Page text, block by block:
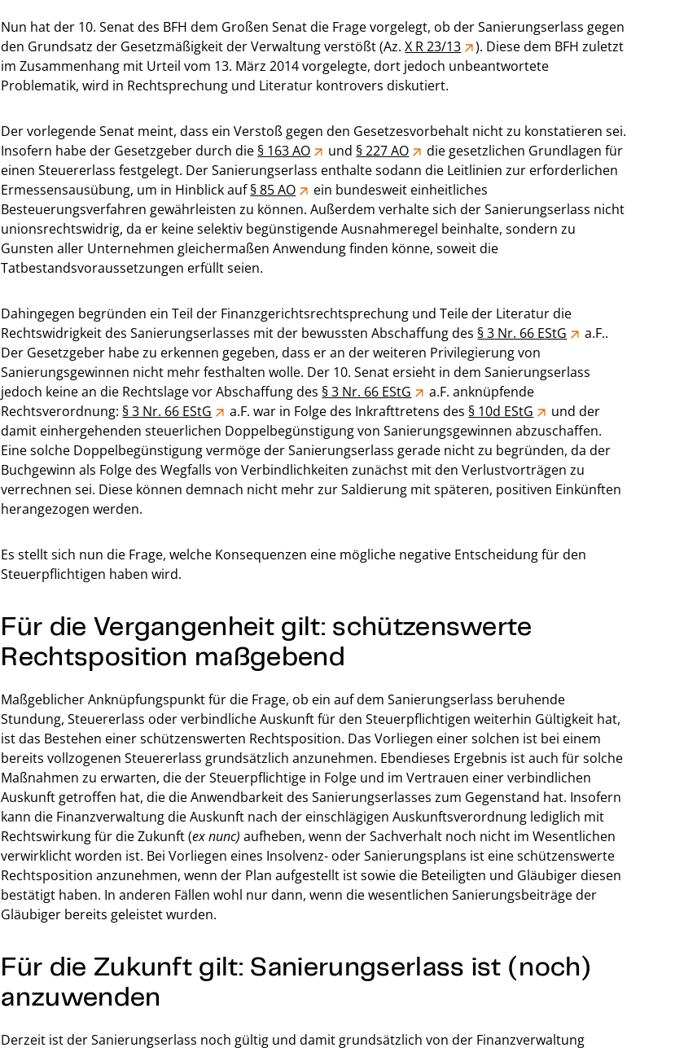
Nun hat der 10. Senat des BFH dem Großen Senat die Frage vorgelegt, ob der Sanierungserlass gegen
den Grundsatz der Gesetzmäßigkeit der Verwaltung verstößt (Az.X R 23/13
). Diese dem BFH zuletzt
im Zusammenhang mit Urteil vom 13. März 2014 vorgelegte, dort jedoch unbeantwortete
Problematik, wird in Rechtsprechung und Literatur kontrovers diskutiert.
Der vorlegende Senat meint, dass ein Verstoß gegen den Gesetzesvorbehalt nicht zu konstatieren sei.
Insofern habe der Gesetzgeber durch die § 163 AO und § 227 AO
die gesetzlichen Grundlagen für
einen Steuererlass festgelegt. Der Sanierungserlass enthalte sodann die Leitlinien zur erforderlichen
Ermessensausübung, um in Hinblick auf§ 85 AO
ein bundesweit einheitliches
Besteuerungsverfahren gewährleisten zu können. Außerdem verhalte sich der Sanierungserlass nicht
unionsrechtswidrig, da er keine selektiv begünstigende Ausnahmeregel beinhalte, sondern zu
Gunsten aller Unternehmen gleichermaßen Anwendung finden könne, soweit die
Tatbestandsvoraussetzungen erfüllt seien.
Dahingegen begründen ein Teil der Finanzgerichtsrechtsprechung und Teile der Literatur die
Rechtswidrigkeit des Sanierungserlasses mit der bewussten Abschaffung des § 3 Nr. 66 EStG
a.F..
Der Gesetzgeber habe zu erkennen gegeben, dass er an der weiteren Privilegierung von
Sanierungsgewinnen nicht mehr festhalten wolle. Der 10. Senat ersieht in dem Sanierungserlass
jedoch keine an die Rechtslage vor Abschaffung des § 3 Nr. 66 EStG
a.F. anknüpfende
Rechtsverordnung: § 3 Nr. 66 EStG a.F. war in Folge des Inkrafttretens des § 10d EStG
und der
damit einhergehenden steuerlichen Doppelbegünstigung von Sanierungsgewinnen abzuschaffen.
Eine solche Doppelbegünstigung vermöge der Sanierungserlass gerade nicht zu begründen, da der
Buchgewinn als Folge des Wegfalls von Verbindlichkeiten zunächst mit den Verlustvorträgen zu
verrechnen sei. Diese können demnach nicht mehr zur Saldierung mit späteren, positiven Einkünften
herangezogen werden.
Es stellt sich nun die Frage, welche Konsequenzen eine mögliche negative Entscheidung für den
Steuerpflichtigen haben wird.
Für die Vergangenheit gilt: schützenswerte
Rechtsposition maßgebend
Maßgeblicher Anknüpfungspunkt für die Frage, ob ein auf dem Sanierungserlass beruhende
Stundung, Steuererlass oder verbindliche Auskunft für den Steuerpflichtigen weiterhin Gültigkeit hat,
ist das Bestehen einer schützenswerten Rechtsposition. Das Vorliegen einer solchen ist bei einem
bereits vollzogenen Steuererlass grundsätzlich anzunehmen. Ebendieses Ergebnis ist auch für solche
Maßnahmen zu erwarten, die der Steuerpflichtige in Folge und im Vertrauen einer verbindlichen
Auskunft getroffen hat, die die Anwendbarkeit des Sanierungserlasses zum Gegenstand hat. Insofern
kann die Finanzverwaltung die Auskunft nach der einschlägigen Auskunftsverordnung lediglich mit
Rechtswirkung für die Zukunft (ex nunc) aufheben, wenn der Sachverhalt noch nicht im Wesentlichen
verwirklicht worden ist. Bei Vorliegen eines Insolvenz- oder Sanierungsplans ist eine schützenswerte
Rechtsposition anzunehmen, wenn der Plan aufgestellt ist sowie die Beteiligten und Gläubiger diesen
bestätigt haben. In anderen Fällen wohl nur dann, wenn die wesentlichen Sanierungsbeiträge der
Gläubiger bereits geleistet wurden.
Für die Zukunft gilt: Sanierungserlass ist (noch)
anzuwenden
Derzeit ist der Sanierungserlass noch gültig und damit grundsätzlich von der Finanzverwaltung